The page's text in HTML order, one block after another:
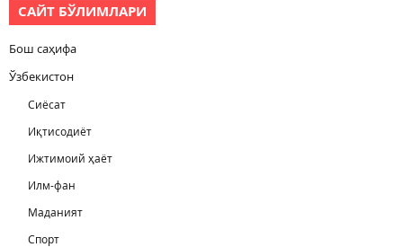
САЙТ БЎЛИМЛАРИ
Бош саҳифа
Ўзбекистон
Сиёсат
Иқтисодиёт
Ижтимоий ҳаёт
Илм-фан
Маданият
Спорт